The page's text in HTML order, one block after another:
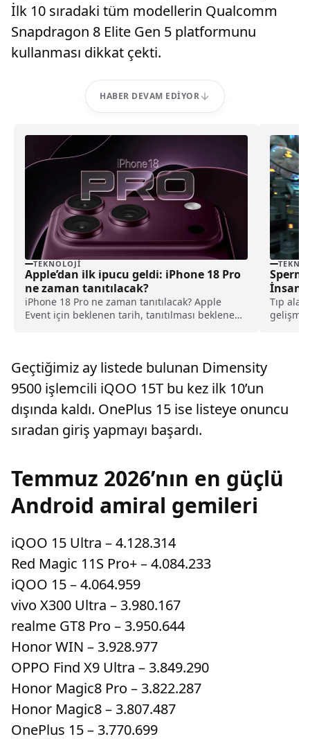
İlk 10 sıradaki tüm modellerin Qualcomm
Snapdragon 8 Elite Gen 5 platformunu
kullanması dikkat çekti.
HABER DEVAM EDIYOR
TEKNOLOJI
Apple’dan ilk ipucu geldi: iPhone 18 Pro
ne zaman tanıtılacak?
iPhone 18 Pro ne zaman tanıtılacak? Apple
Event için beklenen tarih, tanıtılması beklenen
İnsan
Tıp
Geçtiğimiz ay listede bulunan Dimensity
9500 işlemcili iQOO 15T bu kez ilk 10’un
dışında kaldı. OnePlus 15 ise listeye onuncu
sıradan giriş yapmayı başardı.
Temmuz 2026’nın en güçlü
Android amiral gemileri
iQOO 15 Ultra – 4.128.314
Red Magic 11S Pro+ – 4.084.233
iQOO 15 – 4.064.959
vivo X300 Ultra – 3.980.167
realme GT8 Pro – 3.950.644
Honor WIN – 3.928.977
OPPO Find X9 Ultra – 3.849.290
Honor Magic8 Pro – 3.822.287
Honor Magic8 – 3.807.487
OnePlus 15 – 3.770.699